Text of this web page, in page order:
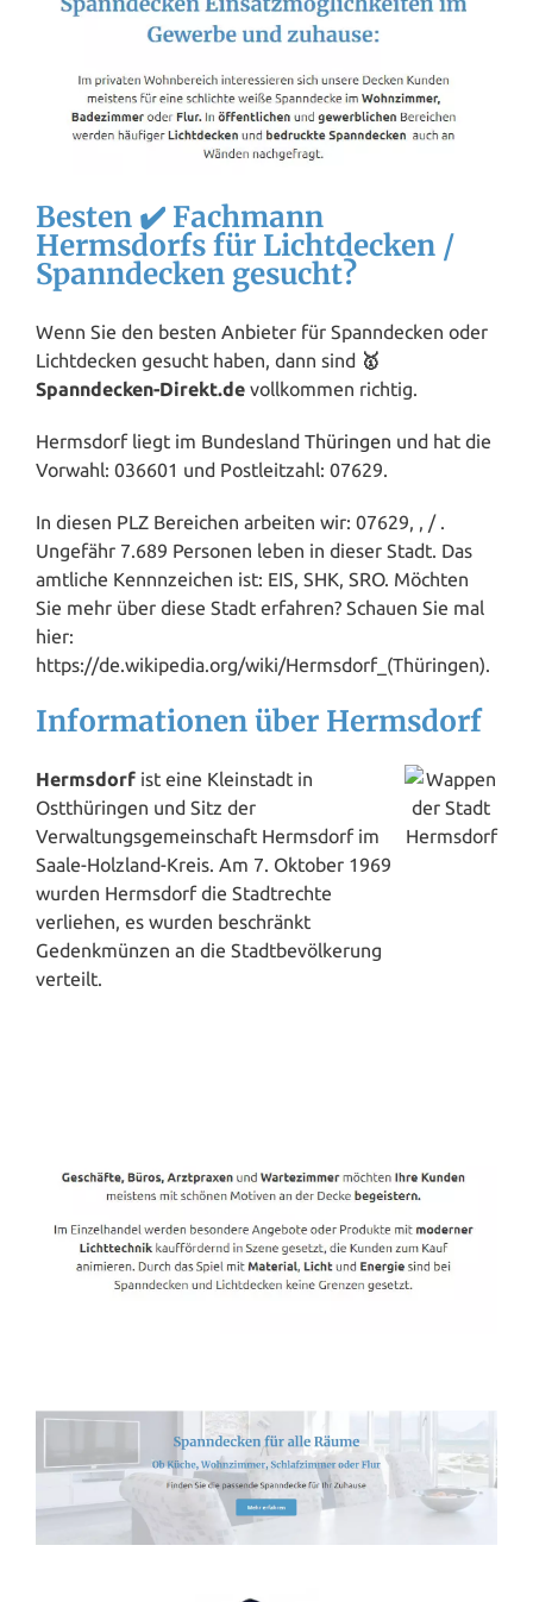
Besten ✔️ Fachmann
Hermsdorfs für Lichtdecken /
Spanndecken gesucht?
Wenn Sie den besten Anbieter für Spanndecken oder
Lichtdecken gesucht haben, dann sind 🥇
Spanndecken-Direkt.de vollkommen richtig.
Hermsdorf liegt im Bundesland Thüringen und hat die
Vorwahl: 036601 und Postleitzahl: 07629.
In diesen PLZ Bereichen arbeiten wir: 07629, , / .
Ungefähr 7.689 Personen leben in dieser Stadt. Das
amtliche Kennnzeichen ist: EIS, SHK, SRO. Möchten
Sie mehr über diese Stadt erfahren? Schauen Sie mal
hier:
https://de.wikipedia.org/wiki/Hermsdorf_(Thüringen).
Informationen über Hermsdorf
Hermsdorf ist eine Kleinstadt in
Ostthüringen und Sitz der
Verwaltungsgemeinschaft Hermsdorf im
Saale-Holzland-Kreis. Am 7. Oktober 1969
wurden Hermsdorf die Stadtrechte
verliehen, es wurden beschränkt
Gedenkmünzen an die Stadtbevölkerung
verteilt.